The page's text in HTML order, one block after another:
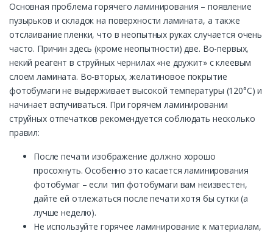
Основная проблема горячего ламинирования – появление
пузырьков и складок на поверхности ламината, а также
отслаивание пленки, что в неопытных руках случается очень
часто. Причин здесь (кроме неопытности) две. Во-первых,
некий реагент в струйных чернилах «не дружит» с клеевым
слоем ламината. Во-вторых, желатиновое покрытие
фотобумаги не выдерживает высокой температуры (120°С) и
начинает вспучиваться. При горячем ламинировании
струйных отпечатков рекомендуется соблюдать несколько
правил:
После печати изображение должно хорошо
просохнуть. Особенно это касается ламинирования
фотобумаг – если тип фотобумаги вам неизвестен,
дайте ей отлежаться после печати хотя бы сутки (а
лучше неделю).
Не используйте горячее ламинирование к материалам,